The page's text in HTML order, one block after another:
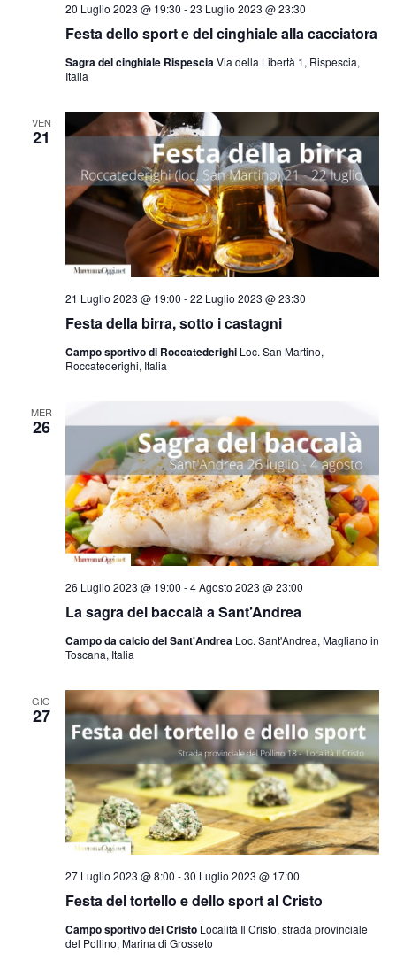
Festa dello sport e del cinghiale alla cacciatora
20 Luglio 2023 @ 19:30 -23 Luglio 2023 @ 23:30
Sagra del cinghiale RispesciaVia della Libertà 1, Rispescia,
Italia
VEN
21
Festa della birra, sotto i castagni
21 Luglio 2023 @ 19:00 -22 Luglio 2023 @ 23:30
Campo sportivo di Roccatederighi Loc. San Martino,
Roccatederighi, Italia
MER
26
La sagra del baccalà a Sant’Andrea
26 Luglio 2023 @ 19:00 -4 Agosto 2023 @ 23:00
Campo da calcio del Sant'Andrea Loc. Sant'Andrea, Magliano in
Toscana, Italia
GIO
27
Festa del tortello e dello sport al Cristo
27 Luglio 2023 @ 8:00 -30 Luglio 2023 @ 17:00
Campo sportivo del Cristo Località Il Cristo, strada provinciale
del Pollino, Marina di Grosseto